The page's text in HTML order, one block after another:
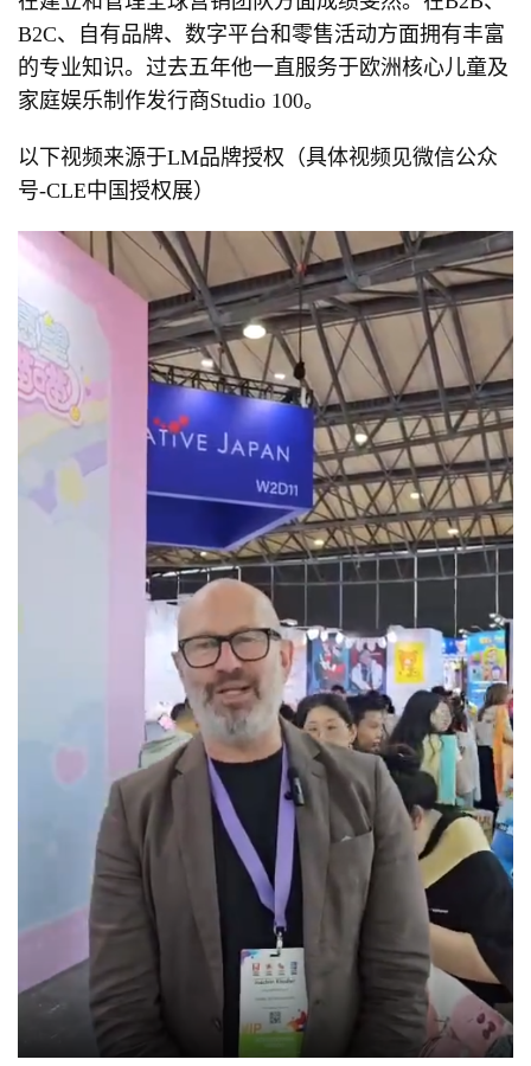
B2C、自有品牌、数字平台和零售活动方面拥有丰富
的专业知识。过去五年他一直服务于欧洲核心儿童及
家庭娱乐制作发行商Studio 100。
以下视频来源于LM品牌授权（具体视频见微信公众
号-CLE中国授权展）